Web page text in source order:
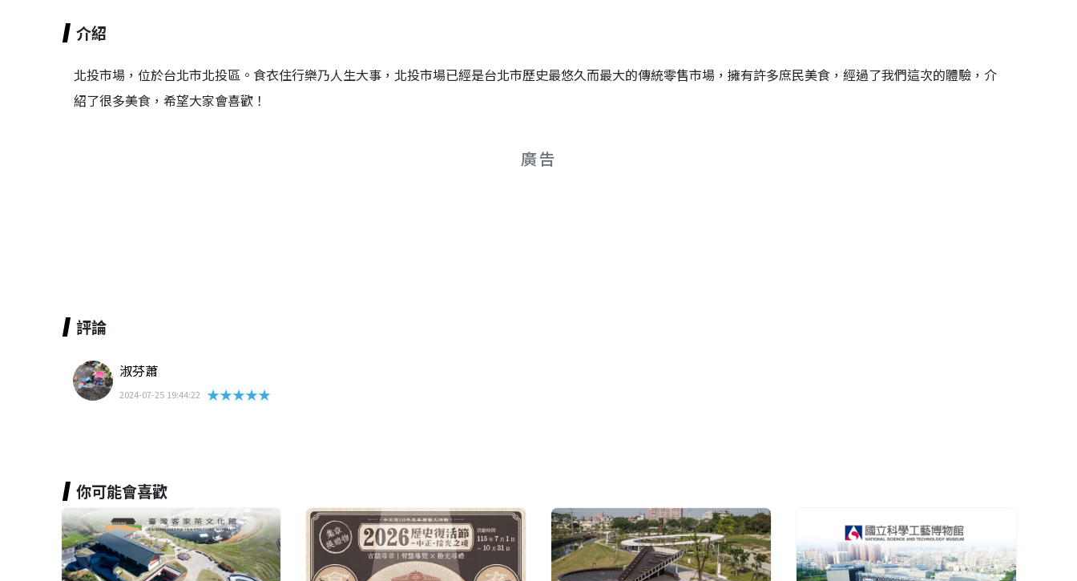
介紹
北投市場，位於台北市北投區。食衣住行樂乃人生大事，北投市場已經是台北市歷史最悠久而最大的傳統零售市場，擁有許多庶民美食，經過了我們這次的體驗，介
紹了很多美食，希望大家會喜歡！
廣告
評論
淑芬蕭
2024-07-25 19:44:22 ★★★★★
你可能會喜歡